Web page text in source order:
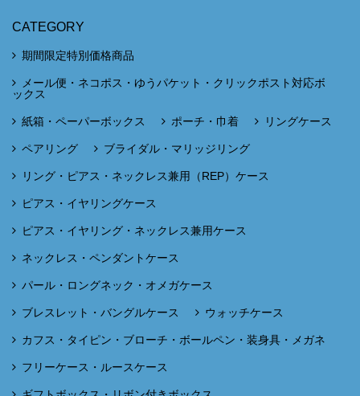
CATEGORY
期間限定特別価格商品
メール便・ネコポス・ゆうパケット・クリックポスト対応ボ
ックス
紙箱・ペーパーボックス ポーチ・巾着 リングケース
ペアリング ブライダル・マリッジリング
リング・ピアス・ネックレス兼用（REP）ケース
ピアス・イヤリングケース
ピアス・イヤリング・ネックレス兼用ケース
ネックレス・ペンダントケース
パール・ロングネック・オメガケース
ブレスレット・バングルケース ウォッチケース
カフス・タイピン・ブローチ・ボールペン・装身具・メガネ
フリーケース・ルースケース